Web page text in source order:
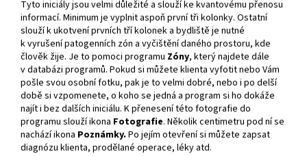
Tyto iniciály jsou velmi důležité a slouží ke kvantovému přenosu
informací. Minimum je vyplnit aspoň první tři kolonky. Ostatní
slouží k ukotvení prvních tří kolonek a bydliště je nutné
k vyrušení patogenních zón a vyčištění daného prostoru, kde
člověk žije. Je to pomoci programu Zóny, který najdete dále
v databázi programů. Pokud si můžete klienta vyfotit nebo Vám
pošle svou osobní fotku, pak je to velmi dobré, nebo i po delší
době si vzpomenete, o koho se jedná a program si ho dokáže
najít i bez dalších iniciálu. K přenesení této fotografie do
programu slouží ikona Fotografie. Několik centimetru pod ní se
nachází ikona Poznámky. Po jejím otevření si můžete zapsat
diagnózu klienta, prodělané operace, léky atd.